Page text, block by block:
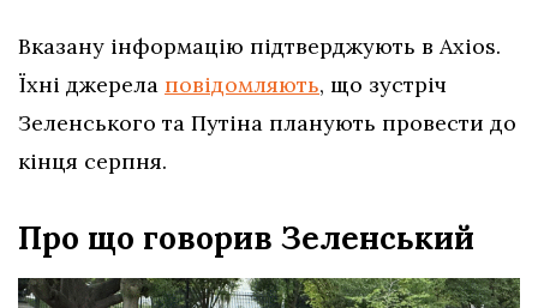
Вказану інформацію підтверджують в Axios.
Їхні джерела повідомляють, що зустріч
Зеленського та Путіна планують провести до
кінця серпня.
Про що говорив Зеленський